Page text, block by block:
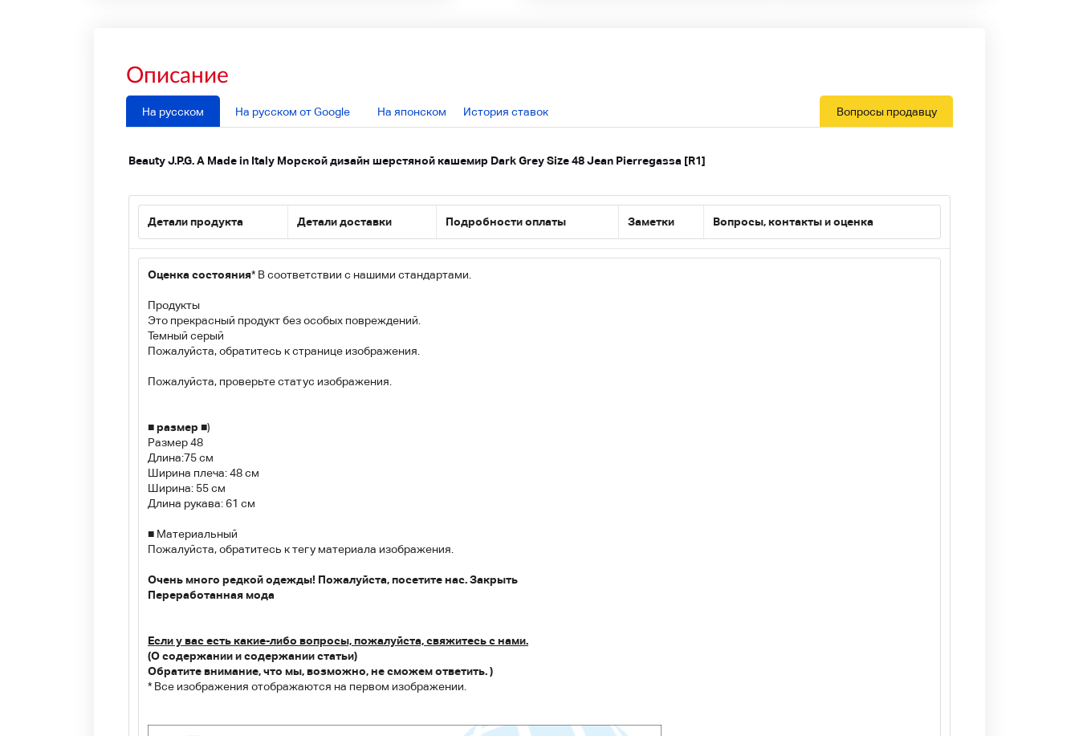
Описание
На русском На русском от Google На японском История ставок Вопросы продавцу
Beauty J.P.G. A Made in Italy Морской дизайн шерстяной кашемир Dark Grey Size 48 Jean Pierregassa [R1]
Детали продукта Детали доставки Подробности оплаты Заметки Вопросы, контакты и оценка
Оценка состояния* В соответствии с нашими стандартами.
Продукты
Это прекрасный продукт без особых повреждений.
Темный серый
Пожалуйста, обратитесь к странице изображения.
Пожалуйста, проверьте статус изображения.
■ размер ■)
Размер 48
Длина:75 см
Ширина плеча: 48 см
Ширина: 55 см
Длина рукава: 61 см
■ Материальный
Пожалуйста, обратитесь к тегу материала изображения.
Очень много редкой одежды! Пожалуйста, посетите нас. Закрыть
Переработанная мода
Если у вас есть какие-либо вопросы, пожалуйста, свяжитесь с нами.
(О содержании и содержании статьи)
Обратите внимание, что мы, возможно, не сможем ответить. )
* Все изображения отображаются на первом изображении.